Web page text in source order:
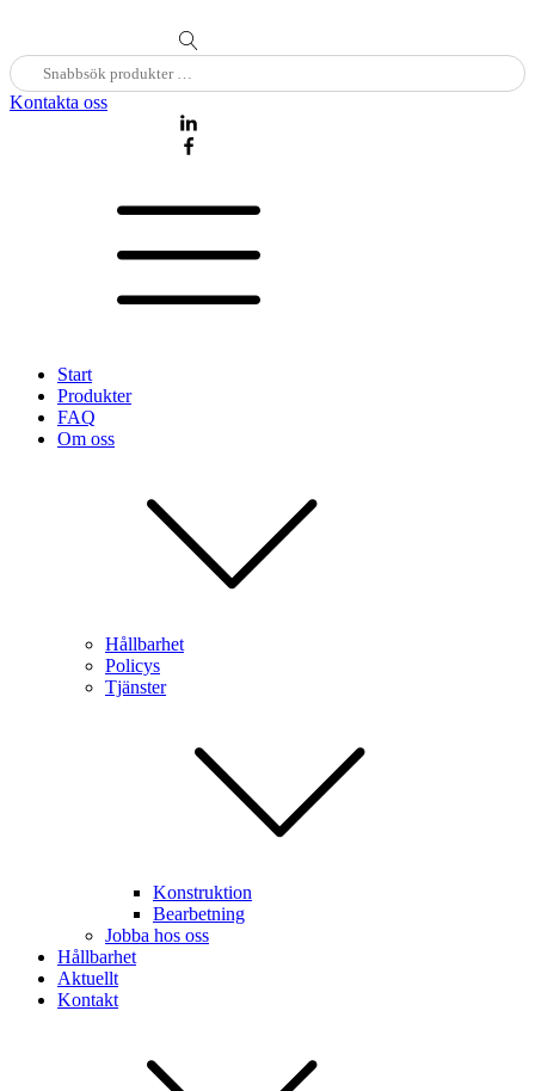
Sök
efter:
Kontakta oss
Start
Produkter
FAQ
Om oss
Hållbarhet
Policys
Tjänster
Konstruktion
Bearbetning
Jobba hos oss
Hållbarhet
Aktuellt
Kontakt